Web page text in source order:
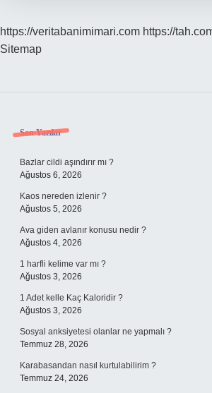
https://veritabanimimari.com https://
Sitemap
Sidebar
Son Yazılar
Bazlar cildi aşındırır mı ?
Ağustos 6, 2026
Kaos nereden izlenir ?
Ağustos 5, 2026
Ava giden avlanır konusu nedir ?
Ağustos 4, 2026
1 harfli kelime var mı ?
Ağustos 3, 2026
1 Adet kelle Kaç Kaloridir ?
Ağustos 3, 2026
Sosyal anksiyetesi olanlar ne yapmalı ?
Temmuz 28, 2026
Karabasandan nasıl kurtulabilirim ?
Temmuz 24, 2026